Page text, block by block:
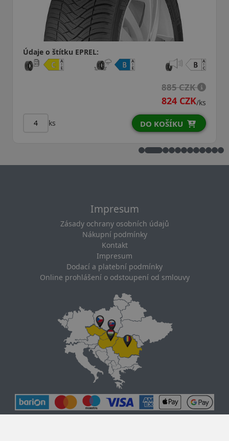
Údaje o štítku EPREL:
885 CZK
824 CZK/ks
ks DO KOŠÍKU
Impresum
Zásady ochrany osobních údajů
Nákupní podmínky
Kontakt
Impresum
Dodací a platební podmínky
Online prohlášení o odstoupení od smlouvy